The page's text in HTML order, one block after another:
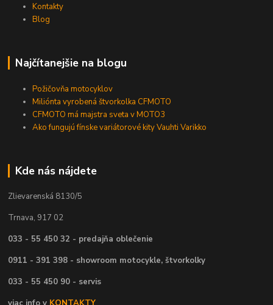
Kontakty
Blog
Najčítanejšie na blogu
Požičovňa motocyklov
Miliónta vyrobená štvorkolka CFMOTO
CFMOTO má majstra sveta v MOTO3
Ako fungujú fínske variátorové kity Vauhti Varikko
Kde nás nájdete
Zlievarenská 8130/5
Trnava, 917 02
033 - 55 450 32 - predajňa oblečenie
0911 - 391 398 - showroom motocykle, štvorkolky
033 - 55 450 90 - servis